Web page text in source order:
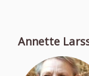
Annette